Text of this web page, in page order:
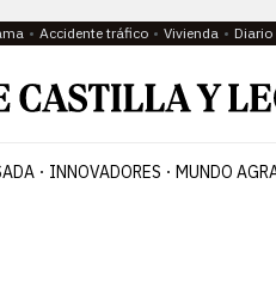
Accidente tráfico Vivienda Diario
INNOVADORES MUNDO